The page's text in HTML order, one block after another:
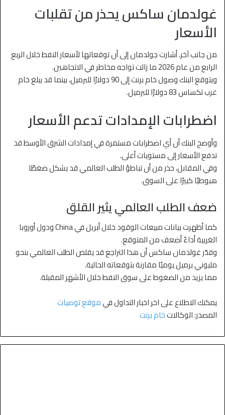
غولدمان ساكس يحذر من تقلبات
الأسعار
من جانب آخر، أشارت جولدمان إلى أن توقعاتها لأسعار النفط خلال الربع
الرابع من عام 2026 ما زالت تواجه مخاطر في الاتجاهين.
ويتوقع البنك وصول خام برنت إلى 90 دولارًا للبرميل، بينما قد يبلغ خام
غرب تكساس 83 دولارًا للبرميل.
اضطرابات الإمدادات تدعم الأسعار
وأوضح البنك أن أي اضطرابات مستمرة في إمدادات الشرق الأوسط قد
تدفع الأسعار إلى مستويات أعلى.
وفي المقابل، حذر من أن تباطؤ الطلب العالمي قد يشكل ضغطًا
هبوطيًا كبيرًا على السوق.
ضعف الطلب العالمي يثير القلق
كما أظهرت بيانات مبيعات الوقود خلال أبريل في China ودول أوروبا
الغربية أداءً أضعف من المتوقع.
وقدّر غولدمان ساكس أن هذا التراجع قد يقلص الطلب العالمي بنحو
مليوني برميل يوميًا مقارنة بتوقعاته الحالية.
مما يزيد من الضغوط على سوق النفط خلال الأشهر المقبلة.
يمكنك الاطلاع على اخر اخبار التداول فيموقع توصيات
المصدر: الوكالاتخام برنت